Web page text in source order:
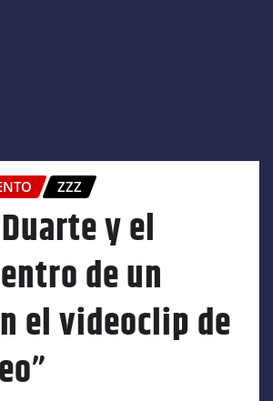
ZZZ
y el
de un
el videoclip de